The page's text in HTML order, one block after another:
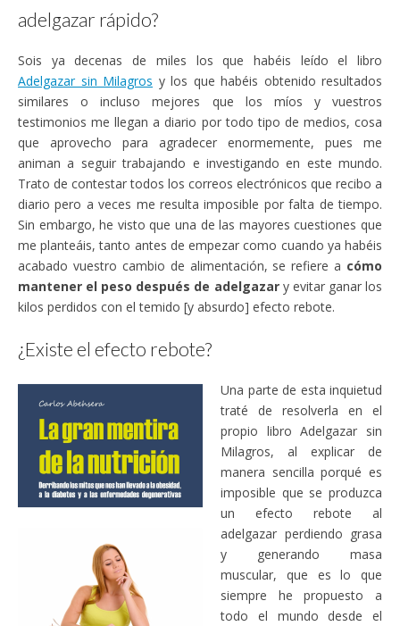
adelgazar rápido?
Sois ya decenas de miles los que habéis leído el libro
Adelgazar sin Milagros y los que habéis obtenido resultados
similares o incluso mejores que los míos y vuestros
testimonios me llegan a diario por todo tipo de medios, cosa
que aprovecho para agradecer enormemente, pues me
animan a seguir trabajando e investigando en este mundo.
Trato de contestar todos los correos electrónicos que recibo a
diario pero a veces me resulta imposible por falta de tiempo.
Sin embargo, he visto que una de las mayores cuestiones que
me planteáis, tanto antes de empezar como cuando ya habéis
acabado vuestro cambio de alimentación, se refiere a cómo
mantener el peso después de adelgazary evitar ganar los
kilos perdidos con el temido [y absurdo] efecto rebote.
¿Existe el efecto rebote?
Una parte de esta inquietud
traté de resolverla en el
propio libro Adelgazar sin
Milagros, al explicar de
manera sencilla porqué es
imposible que se produzca
un efecto rebote al
adelgazar perdiendo grasa
y generando masa
muscular, que es lo que
siempre he propuesto a
todo el mundo desde el